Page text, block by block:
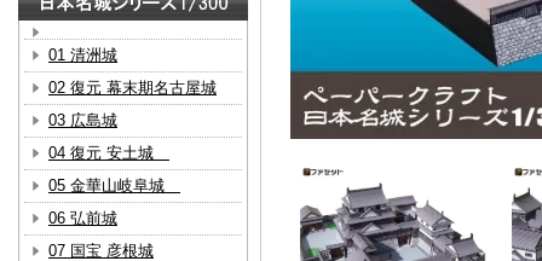
01 清洲城
02 復元 幕末期名古屋城
03 広島城
04 復元 安土城
05 金華山岐阜城
06 弘前城
07 国宝 彦根城